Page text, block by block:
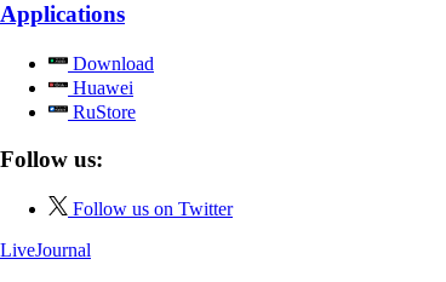
Applications
Download
Huawei
RuStore
Follow us:
Follow us on Twitter
LiveJournal